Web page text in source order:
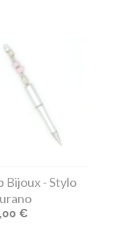
Bijoux- Stylo
€